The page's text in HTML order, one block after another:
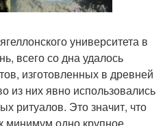
университета в
всего со дна удалось
изготовленных в древней
из них явно использовались
ритуалов. Это значит, что